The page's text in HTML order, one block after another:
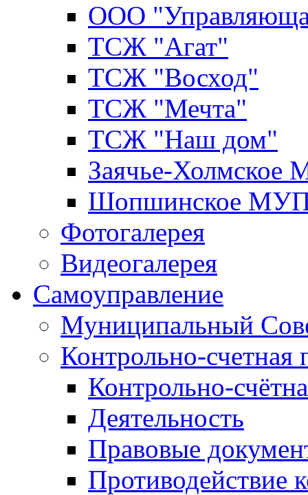
ООО
ТСЖ "Агат"
ТСЖ "Восход"
ТСЖ "Мечта"
ТСЖ "Наш дом"
Заячье-
Шопшинское
Фотогалерея
Видеогалерея
Самоуправление
Муниципальный
Контрольно-счетная
Контрольно-
Деятельность
Правовые
Противодействие